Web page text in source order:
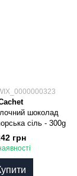
шоколад
сіль - 300g
грн